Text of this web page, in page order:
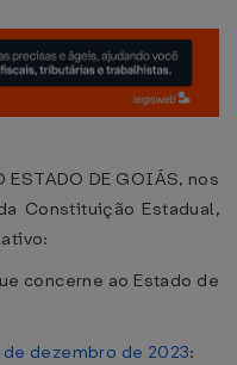
ESTADO DE GOIÁS, nos
Constituição Estadual,
concerne ao Estado de
dezembro de 2023: